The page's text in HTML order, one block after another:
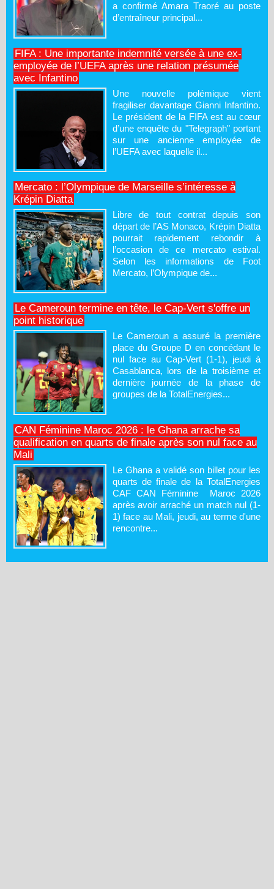
a confirmé Amara Traoré au poste
d’entraîneur principal...
FIFA : Une importante indemnité versée à une ex-
employée de l’UEFA après une relation présumée
avec Infantino
Une nouvelle polémique vient
fragiliser davantage Gianni Infantino.
Le président de la FIFA est au cœur
d’une enquête du "Telegraph" portant
sur une ancienne employée de
l’UEFA avec laquelle il...
Mercato : l’Olympique de Marseille s’intéresse à
Krépin Diatta
Libre de tout contrat depuis son
départ de l’AS Monaco, Krépin Diatta
pourrait rapidement rebondir à
l’occasion de ce mercato estival.
Selon les informations de Foot
Mercato, l’Olympique de...
Le Cameroun termine en tête, le Cap-Vert s'offre un
point historique
Le Cameroun a assuré la première
place du Groupe D en concédant le
nul face au Cap-Vert (1-1), jeudi à
Casablanca, lors de la troisième et
dernière journée de la phase de
groupes de la TotalEnergies...
CAN Féminine Maroc 2026 : le Ghana arrache sa
qualification en quarts de finale après son nul face au
Mali
Le Ghana a validé son billet pour les
quarts de finale de la TotalEnergies
CAF CAN Féminine Maroc 2026
après avoir arraché un match nul (1-
1) face au Mali, jeudi, au terme d'une
rencontre...